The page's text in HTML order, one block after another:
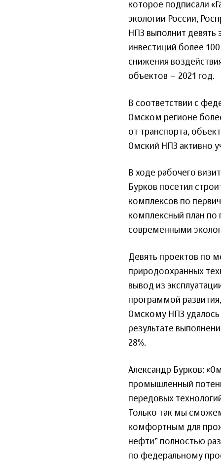
которое подписали
экологии России,
НПЗ выполнит
инвестиций более
снижения
объектов – 2021 год.
В соответствии с
Омском регионе
от транспорта,
Омский НПЗ активно
В ходе рабочего
Бурков посетил
комплексов по
комплексный план по
современными
Девять проектов по
природоохранных
вывод из
программой
Омскому НПЗ удалось
результате
28%.
Александр Бурков:
промышленный
передовых
Только так мы
комфортным для
нефти” полностью
по федеральному